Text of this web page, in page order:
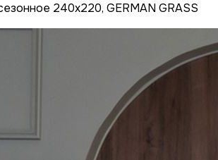
240x220, GERMAN GRASS